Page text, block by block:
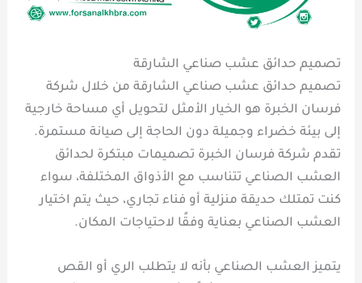
تصميم حدائق عشب صناعي الشارقة
تصميم حدائق عشب صناعي الشارقة من خلال شركة
فرسان الخبرة هو الخيار الأمثل لتحويل أي مساحة خارجية
إلى بيئة خضراء وجميلة دون الحاجة إلى صيانة مستمرة.
تقدم شركة فرسان الخبرة تصميمات مبتكرة لحدائق
العشب الصناعي تتناسب مع الأذواق المختلفة، سواء
كنت تمتلك حديقة منزلية أو فناء تجاري، حيث يتم اختيار
العشب الصناعي بعناية وفقًا لاحتياجات المكان.
يتميز العشب الصناعي بأنه لا يتطلب الري أو القص